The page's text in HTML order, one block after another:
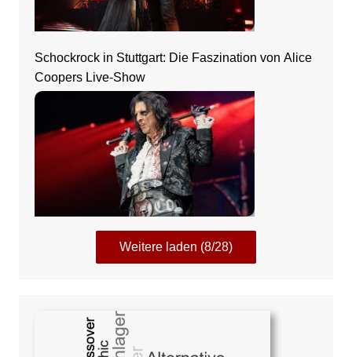
Schockrock in Stuttgart: Die Faszination von Alice
Coopers Live-Show
Weitere laden (8/28)